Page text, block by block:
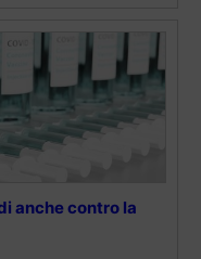
anche contro la